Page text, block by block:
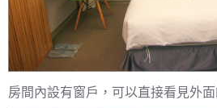
房間內設有窗戶，可以直接看見外面